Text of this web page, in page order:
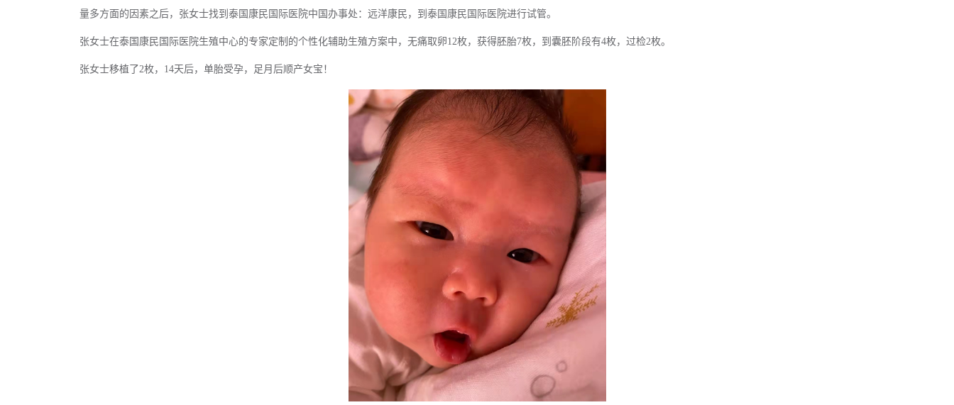
量多方面的因素之后，张女士找到泰国康民国际医院中国办事处：远洋康民，到泰国康民国际医院进行试管。
张女士在泰国康民国际医院生殖中心的专家定制的个性化辅助生殖方案中，无痛取卵12枚，获得胚胎7枚，到囊胚阶段有4枚，过检2枚。
张女士移植了2枚，14天后，单胎受孕，足月后顺产女宝！